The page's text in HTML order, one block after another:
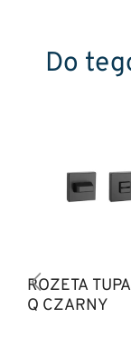
Do
ROZETA
Q CZARNY